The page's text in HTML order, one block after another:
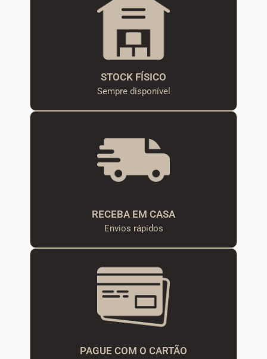
STOCK FÍSICO
Sempre disponível
RECEBA EM CASA
Envios rápidos
PAGUE COM O CARTÃO